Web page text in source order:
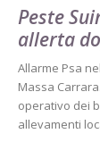
Peste
allerta
Allarme Psa
Massa
operativo dei
allevamenti